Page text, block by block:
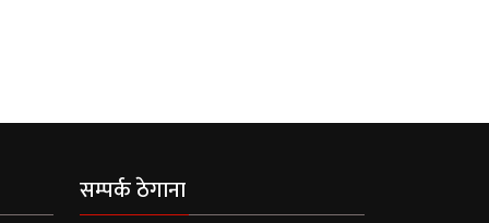
सम्पर्क ठेगाना